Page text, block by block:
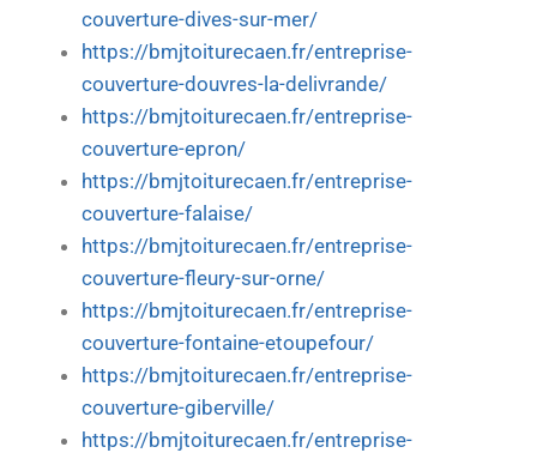
couverture-dives-sur-mer/
https://bmjtoiturecaen.fr/entreprise-
couverture-douvres-la-delivrande/
https://bmjtoiturecaen.fr/entreprise-
couverture-epron/
https://bmjtoiturecaen.fr/entreprise-
couverture-falaise/
https://bmjtoiturecaen.fr/entreprise-
couverture-fleury-sur-orne/
https://bmjtoiturecaen.fr/entreprise-
couverture-fontaine-etoupefour/
https://bmjtoiturecaen.fr/entreprise-
couverture-giberville/
https://bmjtoiturecaen.fr/entreprise-